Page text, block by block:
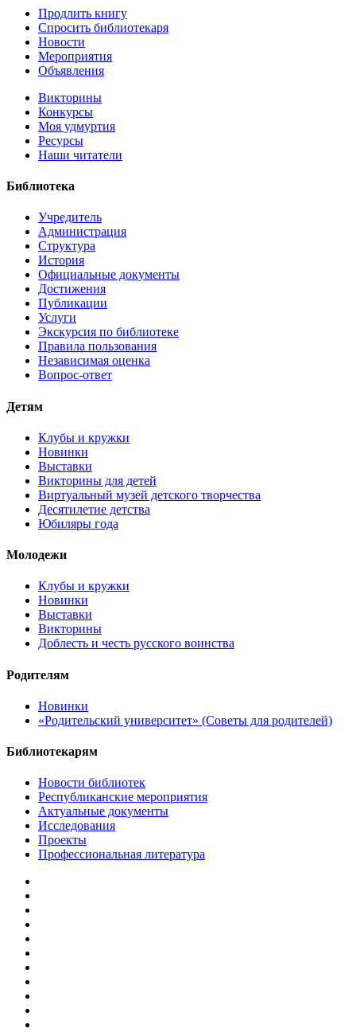
Продлить книгу
Спросить библиотекаря
Новости
Мероприятия
Объявления
Викторины
Конкурсы
Моя удмуртия
Ресурсы
Наши читатели
Библиотека
Учредитель
Администрация
Структура
История
Официальные документы
Достижения
Публикации
Услуги
Экскурсия по библиотеке
Правила пользования
Независимая оценка
Вопрос-ответ
Детям
Клубы и кружки
Новинки
Выставки
Викторины для детей
Виртуальный музей детского творчества
Десятилетие детства
Юбиляры года
Молодежи
Клубы и кружки
Новинки
Выставки
Викторины
Доблесть и честь русского воинства
Родителям
Новинки
«Родительский университет» (Советы для родителей)
Библиотекарям
Новости библиотек
Республиканские мероприятия
Актуальные документы
Исследования
Проекты
Профессиональная литература